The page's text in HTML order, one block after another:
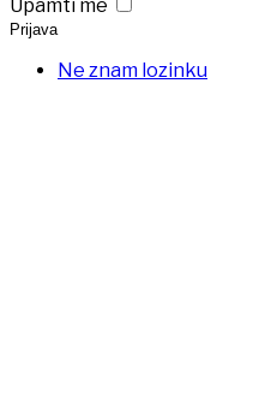
Upamti me
Prijava
Ne znam lozinku